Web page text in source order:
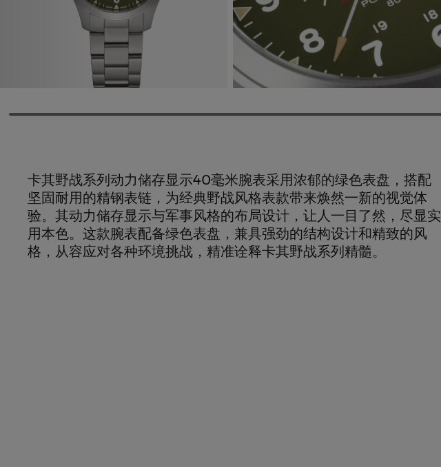
卡其野战系列动力储存显示40毫米腕表采用浓郁的绿色表盘，搭配
坚固耐用的精钢表链，为经典野战风格表款带来焕然一新的视觉体
验。其动力储存显示与军事风格的布局设计，让人一目了然，尽显实
用本色。这款腕表配备绿色表盘，兼具强劲的结构设计和精致的风
格，从容应对各种环境挑战，精准诠释卡其野战系列精髓。